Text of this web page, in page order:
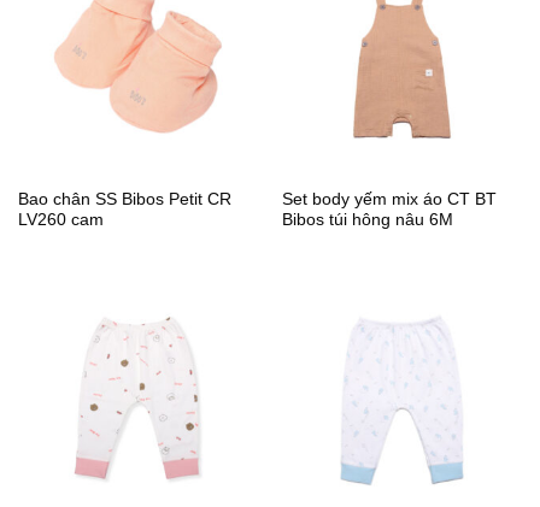
Bao chân SS Bibos Petit CR
LV260 cam
Set body yếm mix áo CT BT
Bibos túi hông nâu 6M